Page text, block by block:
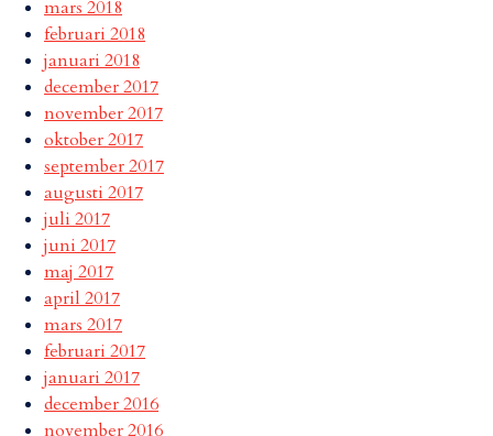
mars 2018
februari 2018
januari 2018
december 2017
november 2017
oktober 2017
september 2017
augusti 2017
juli 2017
juni 2017
maj 2017
april 2017
mars 2017
februari 2017
januari 2017
december 2016
november 2016